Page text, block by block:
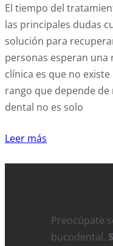
El tiempo del
las principales dudas
solución para
personas esperan una
clínica es que no
rango que depende
dental no es solo
Leer más
Preocúpate
bucodental.